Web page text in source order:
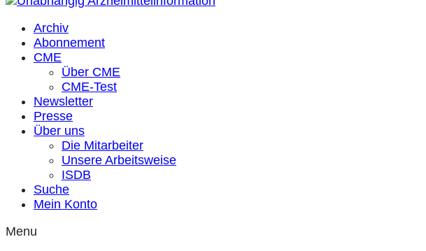
Archiv
Abonnement
CME
Über CME
CME-Test
Newsletter
Presse
Über uns
Die Mitarbeiter
Unsere Arbeitsweise
ISDB
Suche
Mein Konto
Menu